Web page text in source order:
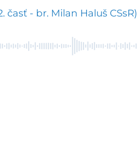
- br. Milan Haluš CSsR)